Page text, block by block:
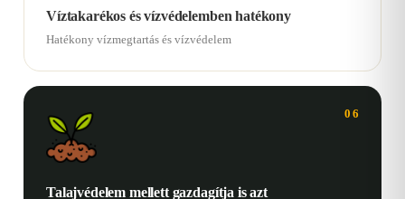
Víztakarékos és vízvédelemben hatékony
Hatékony vízmegtartás és vízvédelem
06
Talajvédelem mellett gazdagítja is azt